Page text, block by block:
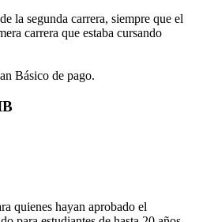
la segunda carrera, siempre que el
carrera que estaba cursando
Básico de pago.
quienes hayan aprobado el